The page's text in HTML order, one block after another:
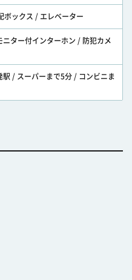
ボックス / エレベーター
ニター付インターホン / 防犯カメ
駅 / スーパーまで5分 / コンビニま